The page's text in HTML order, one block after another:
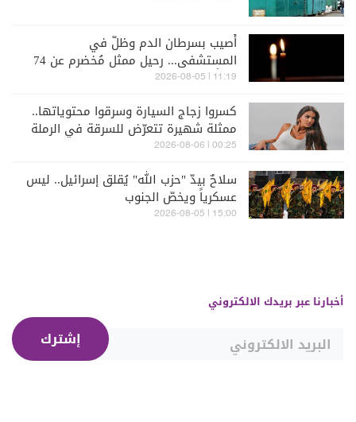
أُصيب بسرطان الدم وظلّ في
المستشفى... رحيل ممثل مُخضرم عن 74
عاماً
11:19 | 2026-08-05
كسروا زجاج السيارة وسرقوا محتوياتها..
ممثلة شهيرة تتعرّض للسرقة في الرملة
البيضاء (فيديو)
00:25 | 2026-08-06
سلاحٌ بيدّ "حزب الله" يُقلق إسرائيل.. ليس
عسكرياً ويخصّ الجنوب
15:00 | 2026-08-05
أخبارنا عبر بريدك الالكتروني
إشترك